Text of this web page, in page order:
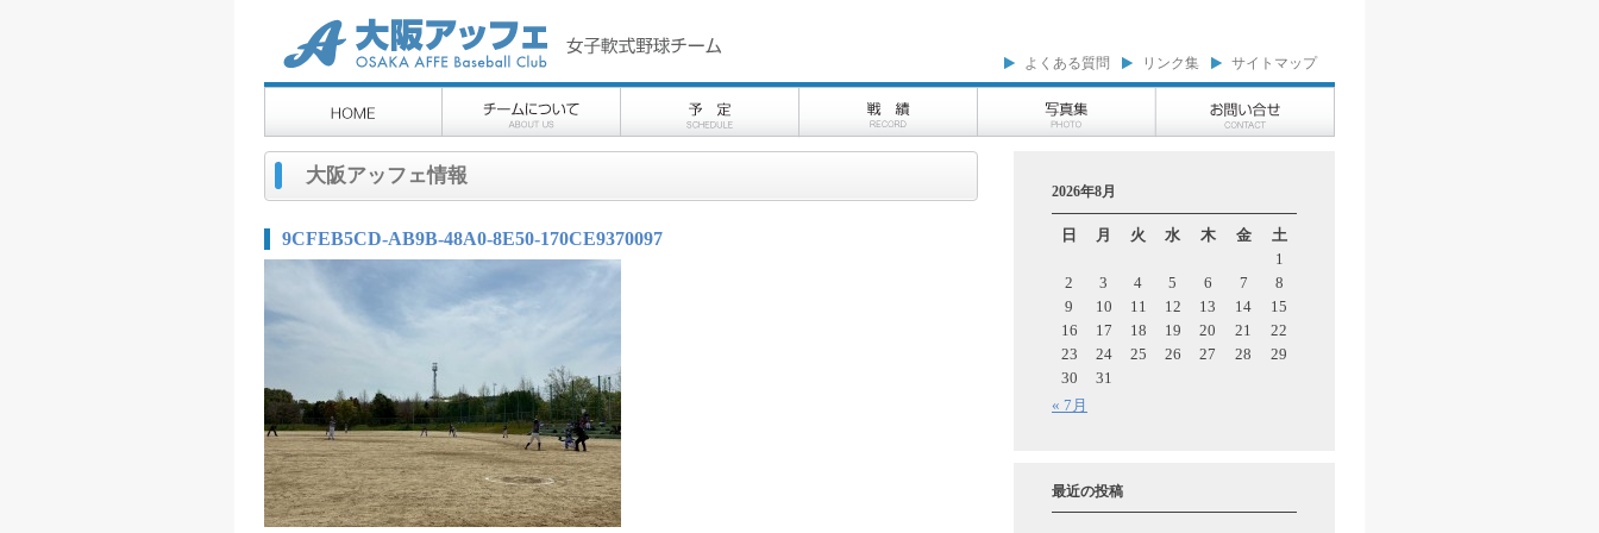
よくある質問 リンク集 サイトマップ
大阪アッフェ情報
9CFEB5CD-AB9B-48A0-8E50-170CE9370097
2026年8月
日 月 火 水 木 金 土
« 7月
1
2
3 4 5 6 7
8
9
10 11 12 13 14
15
16
17 18 19 20 21
22
23
24 25 26 27 28
29
30
31
最近の投稿